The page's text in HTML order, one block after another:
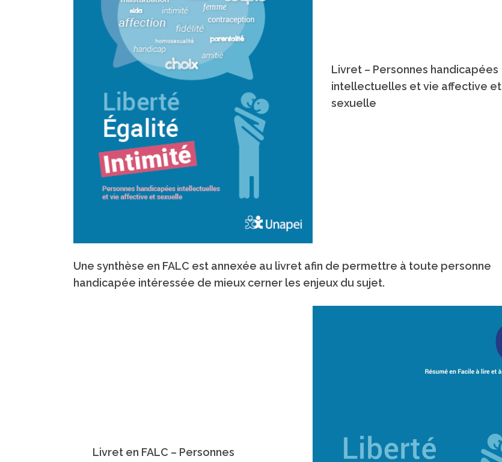
Livret – Personnes handicapées
intellectuelles et vie affective et
sexuelle
Une synthèse en FALC est annexée au livret afin de permettre à toute personne
handicapée intéressée de mieux cerner les enjeux du sujet.
Livret en FALC – Personnes